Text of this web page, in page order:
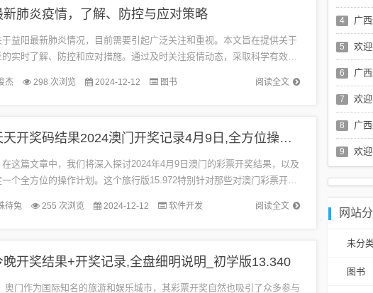
新肺炎疫情，了解、防控与应对策略
益阳最新肺炎情况，目前需要引起广泛关注和重视。本文旨在提供关于
的实时了解、防控和应对措施。通过及时关注疫情动态，采取科学有效的
，以及积极应对，共同维护公众健康和安全。概述益阳市出现了新冠肺
阅读全文
杰 298 次浏览 2024-12-12 图书
奥门天天开奖码结果2024澳门开奖记录4月9日,全方位操作计划_旅行版15.972
篇文章中，我们将深入探讨2024年4月9日澳门的彩票开奖结果，以及
个全方位的操作计划。这个旅行版15.972特别针对那些对澳门彩票开奖
旅行者和博彩爱好者。我们将从开奖结果开始，逐...
阅读全文
待兔 255 次浏览 2024-12-12 软件开发
晚开奖结果+开奖记录,全盘细明说明_初学版13.340
4 广
5 欢
6 广
7 欢
8 广
9 欢
网站
未分
图书